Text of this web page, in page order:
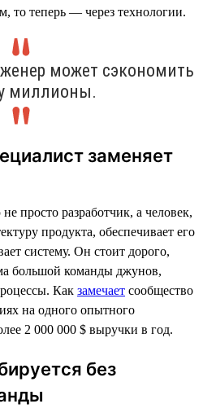
то теперь — через технологии.
может сэкономить
миллионы.
заменяет
просто разработчик, а человек,
продукта, обеспечивает его
систему. Он стоит дорого,
большой команды джунов,
Как замечает сообщество
на одного опытного
2 000 000 $ выручки в год.
без